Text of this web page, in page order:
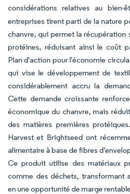
considérations relatives au bien-
entreprises tirent parti de la nature
chanvre, qui permet la récupération
protéines, réduisant ainsi le coût
Plan d'action pour l'économie
qui vise le développement de
considérablement accru la
Cette demande croissante
économique du chanvre, mais
des matières premières
Harvest et Brightseed ont
alimentaire à base de fibres
Ce produit utilise des matériaux
comme des déchets, transformant
en une opportunité de marge